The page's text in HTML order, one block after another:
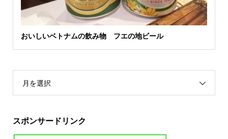
おいしいベトナムの飲み物 フエの地ビール
月を選択
スポンサードリンク